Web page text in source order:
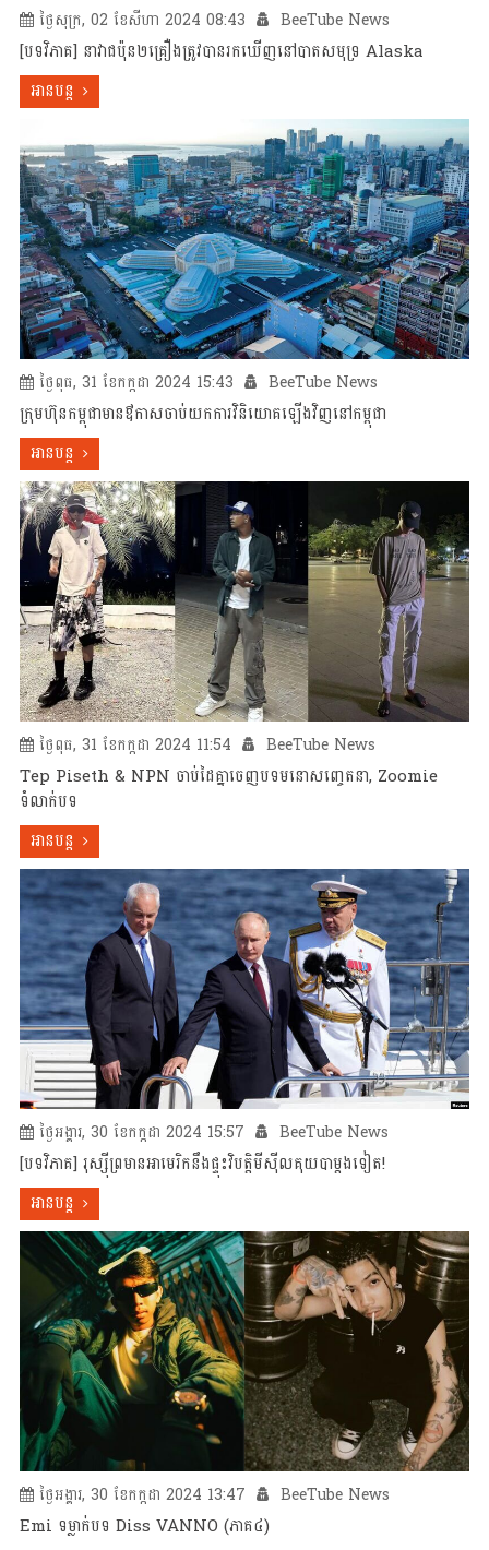
ថ្ងៃសុក្រ, 02 ខែសីហា 2024 08:43 BeeTube News
[បទវិភាគ] នាវាជប៉ុន២គ្រឿងត្រូវបានរកឃើញនៅបាតសមុទ្រ Alaska
អានបន្ត
ថ្ងៃពុធ, 31 ខែកក្កដា 2024 15:43 BeeTube News
ក្រុមហ៊ុនកម្ពុជាមានឳកាសចាប់យកការវិនិយោគឡើងវិញនៅកម្ពុជា
អានបន្ត
ថ្ងៃពុធ, 31 ខែកក្កដា 2024 11:54 BeeTube News
Tep Piseth & NPN ចាប់ដៃគ្នាចេញបទមនោសញ្ចេតនា, Zoomie
ទំលាក់បទ
អានបន្ត
ថ្ងៃអង្គារ, 30 ខែកក្កដា 2024 15:57 BeeTube News
[បទវិភាគ] រុស្ស៊ីព្រមានអាមេរិកនឹងផ្ទុះវិបត្តិមីស៊ីលគុយបា​ម្តងទៀត!
អានបន្ត
ថ្ងៃអង្គារ, 30 ខែកក្កដា 2024 13:47 BeeTube News
Emi ទម្លាក់បទ Diss VANNO (ភាគ៤)